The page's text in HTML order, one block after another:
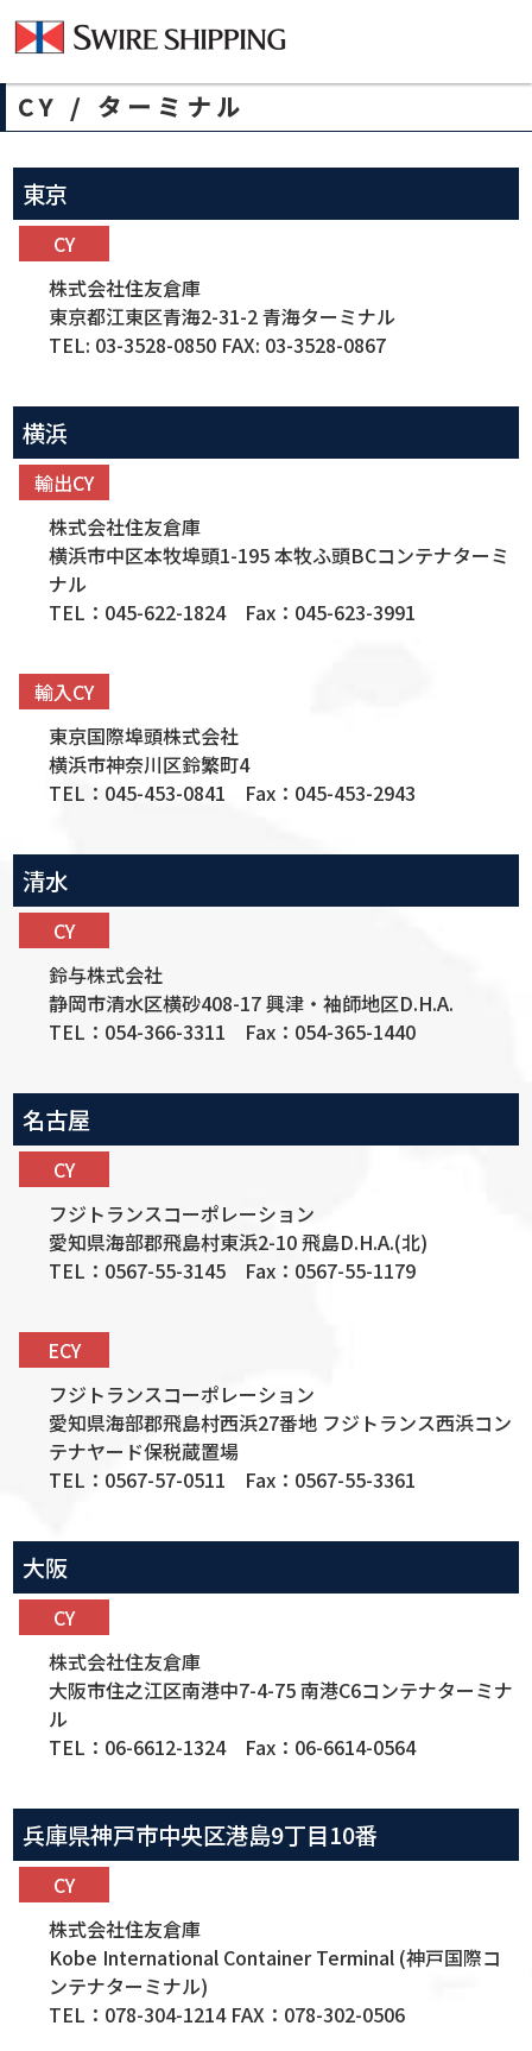
各種情報 / フォーマット
CY / ターミナル
東京
CY
株式会社住友倉庫
東京都江東区青海2-31-2 青海ターミナル
TEL: 03-3528-0850 FAX: 03-3528-0867
横浜
輸出CY
株式会社住友倉庫
横浜市中区本牧埠頭1-195 本牧ふ頭BCコンテナターミ
ナル
TEL：045-622-1824 Fax：045-623-3991
輸入CY
東京国際埠頭株式会社
横浜市神奈川区鈴繁町4
TEL：045-453-0841 Fax：045-453-2943
清水
CY
鈴与株式会社
静岡市清水区横砂408-17 興津・袖師地区D.H.A.
TEL：054-366-3311 Fax：054-365-1440
名古屋
CY
フジトランスコーポレーション
愛知県海部郡飛島村東浜2-10 飛島D.H.A.(北)
TEL：0567-55-3145 Fax：0567-55-1179
ECY
フジトランスコーポレーション
愛知県海部郡飛島村西浜27番地 フジトランス西浜コン
テナヤード保税蔵置場
TEL：0567-57-0511 Fax：0567-55-3361
大阪
CY
株式会社住友倉庫
大阪市住之江区南港中7-4-75 南港C6コンテナターミナ
ル
TEL：06-6612-1324 Fax：06-6614-0564
兵庫県神戸市中央区港島9丁目10番
CY
株式会社住友倉庫
Kobe International Container Terminal (神戸国際コ
ンテナターミナル)
TEL：078-304-1214 FAX：078-302-0506